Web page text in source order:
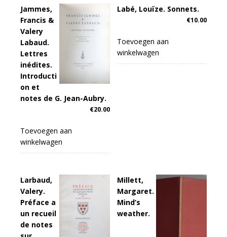
Jammes,
Francis &
Valery
Labaud.
Lettres
inédites.
Introducti
on et
notes de G. Jean-Aubry.
€20.00
Toevoegen aan
winkelwagen
Labé, Louïze. Sonnets.
€10.00
Toevoegen aan
winkelwagen
Larbaud,
Valery.
Préface a
un recueil
de notes
Millett,
Margaret.
Mind’s
weather.